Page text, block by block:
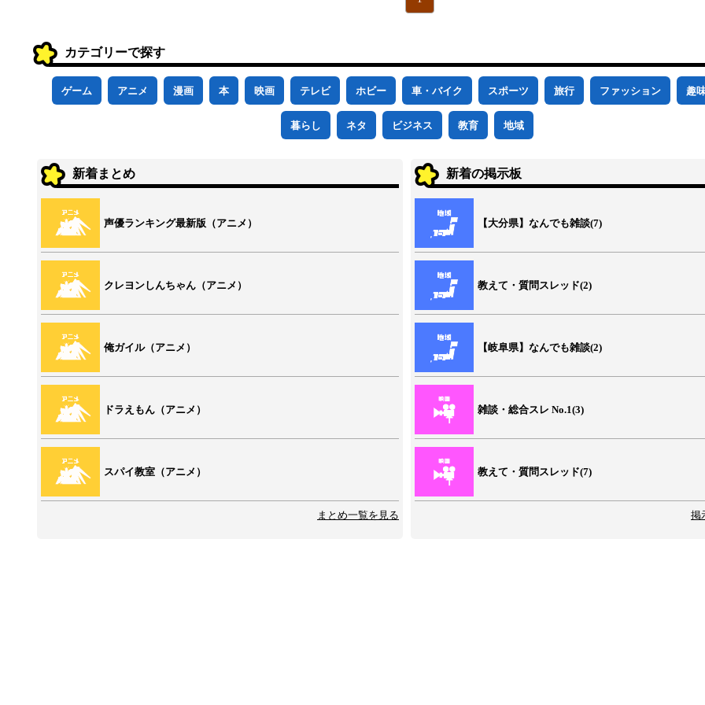
カテゴリーで探す
ゲーム アニメ 漫画 本 映画 テレビ ホビー 車・バイク スポーツ 旅行 ファッション 趣
暮らし ネタ ビジネス 教育 地域
新着まとめ
声優ランキング最新版（アニメ）
クレヨンしんちゃん（アニメ）
俺ガイル（アニメ）
ドラえもん（アニメ）
スパイ教室（アニメ）
まとめ一覧を見る
新着の掲示板
【大分県】なんでも雑談(7)
教えて・質問スレッド(2)
【岐阜県】なんでも雑談(2)
雑談・総合スレ No.1(3)
教えて・質問スレッド(7)
掲